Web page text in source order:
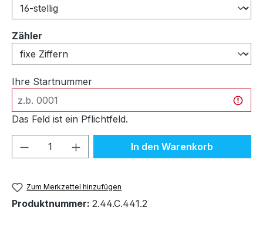
Zähler
Ihre Startnummer
Das Feld ist ein Pflichtfeld.
Produkt Anzahl: Gib denIn den Warenkorb
Zum Merkzettel hinzufügen
Produktnummer: 2.44.C.441.2